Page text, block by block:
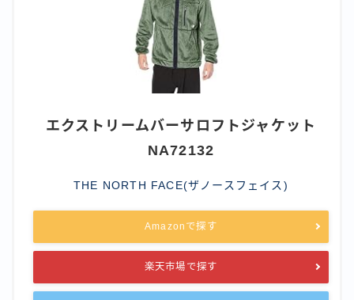
エクストリームバーサロフトジャケット
NA72132
THE NORTH FACE(ザノースフェイス)
Amazonで探す
楽天市場で探す